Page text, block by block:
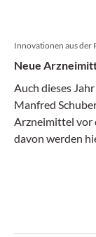
Innovationen aus der
Neue
Auch dieses
Manfred
Arzneimittel vor
davon werden